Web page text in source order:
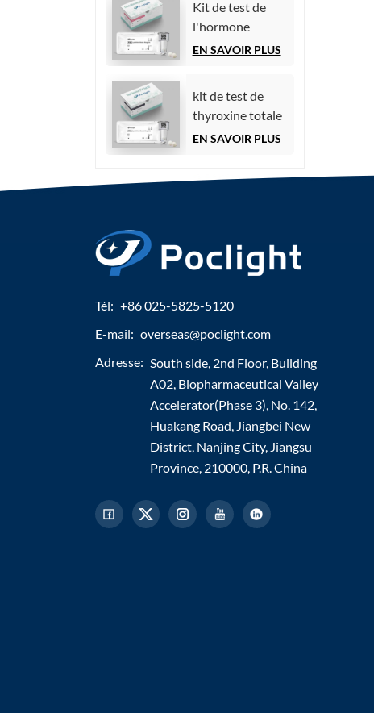
chimiluminescence)
Kit de test de
l'hormone
folliculo-
EN SAVOIR PLUS
kit de test de
thyroxine totale
(TT4)
EN SAVOIR PLUS
Tél: +86 025-5825-5120
E-mail: overseas@poclight.com
Adresse: South side, 2nd Floor, Building
A02, Biopharmaceutical Valley
Accelerator(Phase 3), No. 142,
Huakang Road, Jiangbei New
District, Nanjing City, Jiangsu
Province, 210000, P.R. China